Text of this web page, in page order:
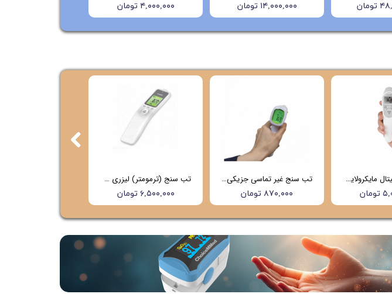
۴,۰۰۰,۰۰۰ تومان ۱۴,۰۰۰,۰۰۰ تومان
تب سنج (ترمومتر) لیزری هابدیک (hubdic) مدل HFS1000 (4 سال گارانتی)
۶,۵۰۰,۰۰۰ تومان
تب سنج غیر تماسی جزیکی (Jziki) مدل 601
۸۷۰,۰۰۰ تومان
تب سنج دیجیتال مایکرولایف (Microlife) مدل NC200